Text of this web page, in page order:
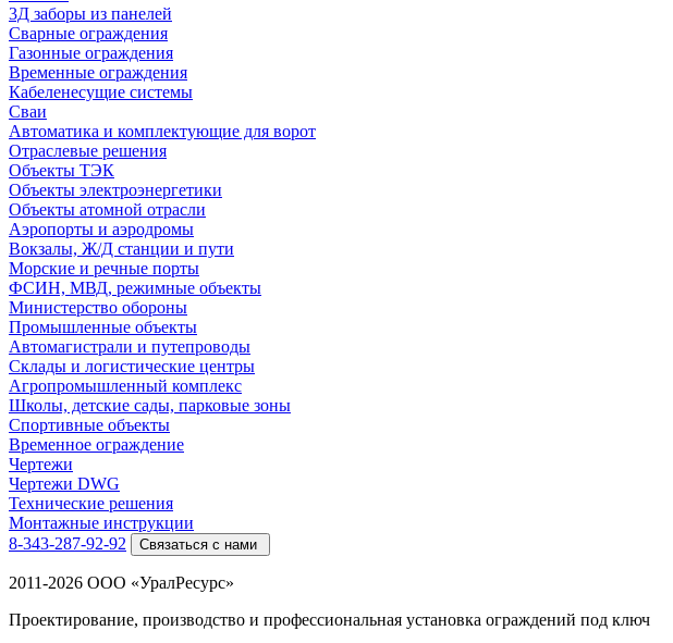
3Д заборы из панелей
Сварные ограждения
Газонные ограждения
Временные ограждения
Кабеленесущие системы
Cваи
Автоматика и комплектующие для ворот
Отраслевые решения
Объекты ТЭК
Объекты электроэнергетики
Объекты атомной отрасли
Аэропорты и аэродромы
Вокзалы, Ж/Д станции и пути
Морские и речные порты
ФСИН, МВД, режимные объекты
Министерство обороны
Промышленные объекты
Автомагистрали и путепроводы
Склады и логистические центры
Агропромышленный комплекс
Школы, детские сады, парковые зоны
Спортивные объекты
Временное ограждение
Чертежи
Чертежи DWG
Технические решения
Монтажные инструкции
8-343-287-92-92
Связаться с нами
2011-2026 ООО «УралРесурс»
Проектирование, производство и профессиональная установка ограждений под ключ